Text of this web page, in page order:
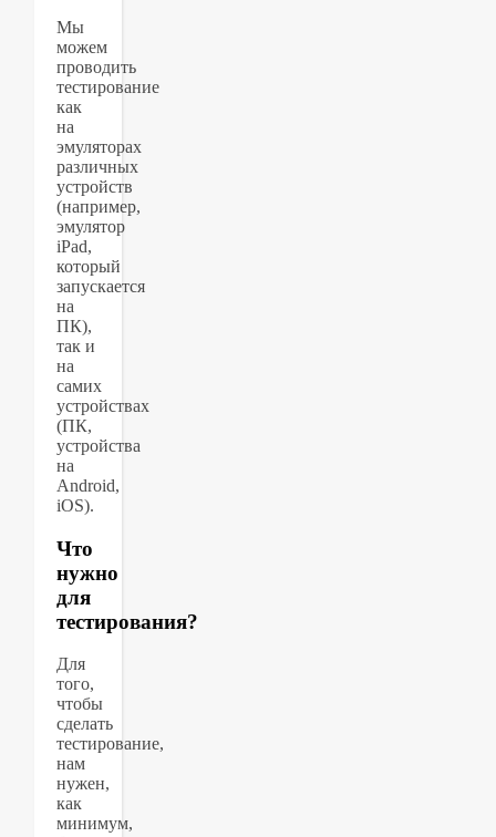
Мы
можем
проводить
тестирование
как
на
эмуляторах
различных
устройств
(например,
эмулятор
iPad,
который
запускается
на
ПК),
так и
на
самих
устройствах
(ПК,
устройства
на
Android,
iOS).
Что
нужно
для
тестирования?
Для
того,
чтобы
сделать
тестирование,
нам
нужен,
как
минимум,